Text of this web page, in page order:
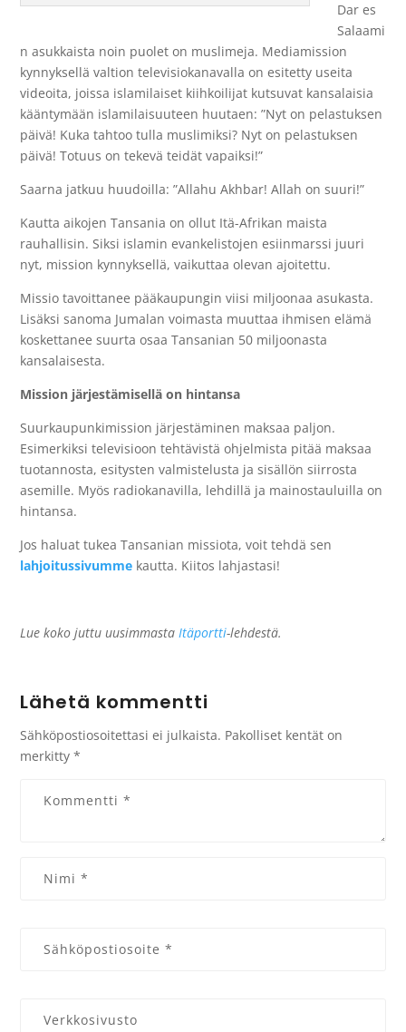
Dar es
Salaami
n asukkaista noin puolet on muslimeja. Mediamission
kynnyksellä valtion televisiokanavalla on esitetty useita
videoita, joissa islamilaiset kiihkoilijat kutsuvat kansalaisia
kääntymään islamilaisuuteen huutaen: ”Nyt on pelastuksen
päivä! Kuka tahtoo tulla muslimiksi? Nyt on pelastuksen
päivä! Totuus on tekevä teidät vapaiksi!”
Saarna jatkuu huudoilla: ”Allahu Akhbar! Allah on suuri!”
Kautta aikojen Tansania on ollut Itä-Afrikan maista
rauhallisin. Siksi islamin evankelistojen esiinmarssi juuri
nyt, mission kynnyksellä, vaikuttaa olevan ajoitettu.
Missio tavoittanee pääkaupungin viisi miljoonaa asukasta.
Lisäksi sanoma Jumalan voimasta muuttaa ihmisen elämä
koskettanee suurta osaa Tansanian 50 miljoonasta
kansalaisesta.
Mission järjestämisellä on hintansa
Suurkaupunkimission järjestäminen maksaa paljon.
Esimerkiksi televisioon tehtävistä ohjelmista pitää maksaa
tuotannosta, esitysten valmistelusta ja sisällön siirrosta
asemille. Myös radiokanavilla, lehdillä ja mainostauluilla on
hintansa.
Jos haluat tukea Tansanian missiota, voit tehdä sen
lahjoitussivumme kautta. Kiitos lahjastasi!
Lue koko juttu uusimmastaItäportti-lehdestä.
Lähetä kommentti
Sähköpostiosoitettasi ei julkaista. Pakolliset kentät on
merkitty*